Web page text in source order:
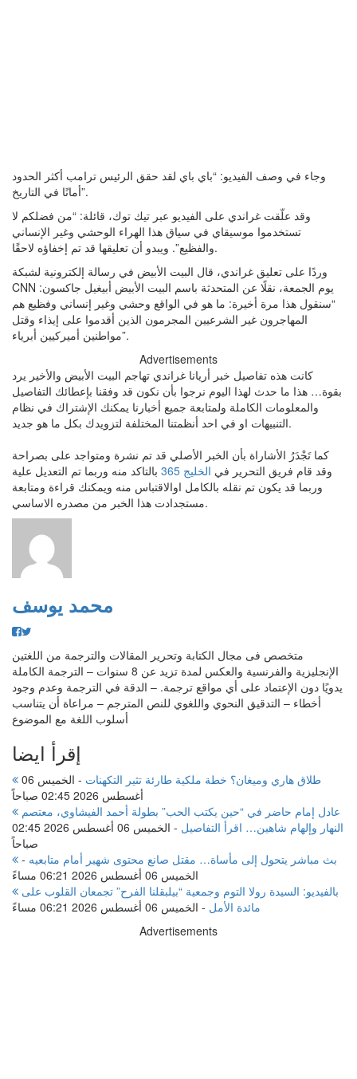
وجاء في وصف الفيديو: “باي باي لقد حقق الرئيس ترامب أكثر الحدود
أمانًا في التاريخ”.
وقد علّقت غراندي على الفيديو عبر تيك توك، قائلة: “من فضلكم لا
تستخدموا موسيقاي في سياق هذا الهراء الوحشي وغير الإنساني
والفظيع”. ويبدو أن تعليقها قد تم إخفاؤه لاحقًا.
وردًا على تعليق غراندي، قال البيت الأبيض في رسالة إلكترونية لشبكة
CNN يوم الجمعة، نقلًا عن المتحدثة باسم البيت الأبيض أبيغيل جاكسون:
“سنقول هذا مرة أخيرة: ما هو في الواقع وحشي وغير إنساني وفظيع هم
المهاجرون غير الشرعيين المجرمون الذين أقدموا على إيذاء وقتل
مواطنين أميركيين أبرياء”.
Advertisements
كانت هذه تفاصيل خبر أريانا غراندي تهاجم البيت الأبيض والأخير يرد
بقوة… هذا ما حدث لهذا اليوم نرجوا بأن نكون قد وفقنا بإعطائك التفاصيل
والمعلومات الكاملة ولمتابعة جميع أخبارنا يمكنك الإشتراك في نظام
التنبيهات او في احد أنظمتنا المختلفة لتزويدك بكل ما هو جديد.
كما تَجْدَرُ الأشاراة بأن الخبر الأصلي قد تم نشرة ومتواجد على بصراحة
وقد قام فريق التحرير في الخليج 365
بالتاكد منه وربما تم التعديل علية
وربما قد يكون تم نقله بالكامل اوالاقتباس منه ويمكنك قراءة ومتابعة
مستجدادت هذا الخبر من مصدره الاساسي.
محمد يوسف
متخصص فى مجال الكتابة وتحرير المقالات والترجمة من اللغتين
الإنجليزية والفرنسية والعكس لمدة تزيد عن 8 سنوات – الترجمة الكاملة
يدويًا دون الإعتماد على أي مواقع ترجمة. – الدقة في الترجمة وعدم وجود
أخطاء – التدقيق النحوي واللغوي للنص المترجم – مراعاة أن يتناسب
أسلوب اللغة مع الموضوع
إقرأ ايضا
طلاق هاري وميغان؟ خطة ملكية طارئة تثير التكهنات -
الخميس 06
أغسطس 2026 02:45 صباحاً
النهار وإلهام شاهين… اقرأ التفاصيل -
الخميس 06 أغسطس 2026 02:45
صباحاً
بث مباشر يتحول إلى مأساة… مقتل صانع محتوى شهير أمام متابعيه -
الخميس 06 أغسطس 2026 06:21 مساءً
مائدة الأمل - الخميس 06 أغسطس 2026 06:21 مساءً
Advertisements